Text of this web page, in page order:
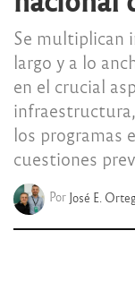
Se multiplican
largo y a lo
en el crucial
los programas
cuestiones
Por José E.